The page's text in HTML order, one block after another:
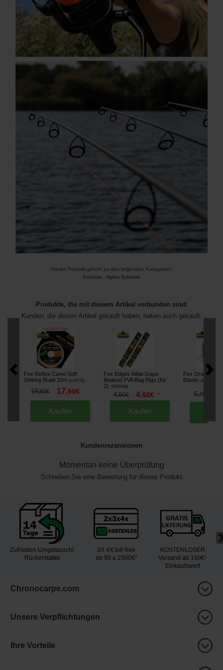
Dieses Produkt gehört zu den folgenden Kategorien:
Schnüre - Nylon Schnüre
Produkte, die mit diesem Artikel verbunden sind:
Kunden, die diesen Artikel gekauft haben, haben auch gekauft:
Fox Reflex Camo Soft
Sinking Braid 20m [m33773]
19,90€ 17,90€
Kaufen
Fox Edges Wide Gape
Beaked PVA Bag Rigs (für
2)
209704A]
4,90€ 4,60€ *
Kaufen
Fox Orange
Elastic
234043
5,40
Kundenrezensionen
Momentan keine Überprüfung
Schreiben Sie eine Bewertung für dieses Produkt
Zufrieden-Umgetauscht
Rückerstattet
3X 4X toll-free
de 90 a 2500€²
KOSTENLOSER
Versand ab 199€¹
Einkaufswert
Chronocarpe.com
Unsere Verpflichtungen
Ihre Vorteile